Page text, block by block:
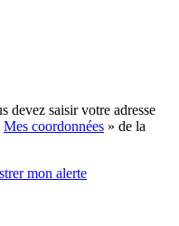
devez saisir votre adresse
Mes coordonnées » de la
mon alerte